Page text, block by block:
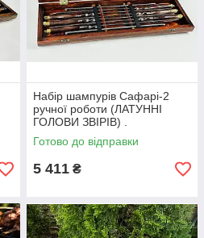
Набір шампурів Сафарі-2
ручної роботи (ЛАТУННІ
ГОЛОВИ ЗВІРІВ) .
Шашличний набір шампурів у
дерев'яному кейсі.
Готово до відправки
5 411 ₴